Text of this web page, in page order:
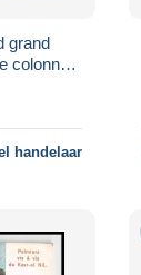
grand
colonne
handelaar